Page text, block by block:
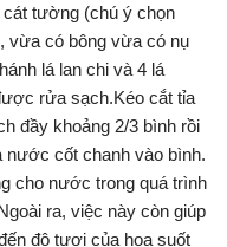
tường (chú ý chọn
vừa có bông vừa có nụ
lá lan chi và 4 lá
rửa sạch.Kéo cắt tỉa
đầy khoảng 2/3 bình rồi
nước cốt chanh vào bình.
cho nước trong quá trình
ra, việc này còn giúp
độ tươi của hoa suốt